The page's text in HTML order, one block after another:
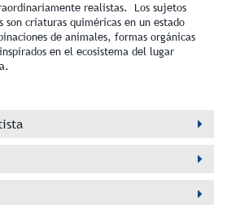
realistas. Los sujetos
son criaturas quiméricas en un estado
de animales, formas orgánicas
en el ecosistema del lugar